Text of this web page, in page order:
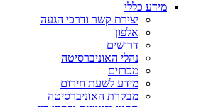
מידע כללי
יצירת קשר ודרכי הגעה
אלפון
דרושים
נהלי האוניברסיטה
מכרזים
מידע לשעת חירום
מבקרת האוניברסיטה